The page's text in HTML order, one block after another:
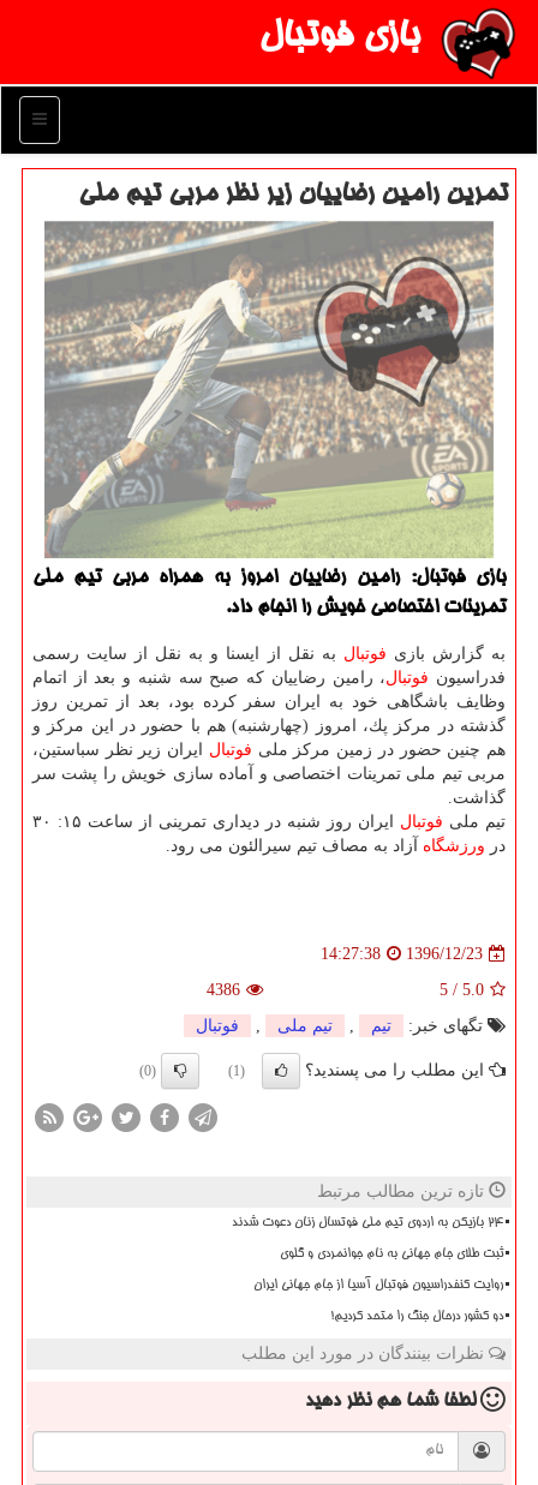
بازی فوتبال
منو
تمرین رامین رضاییان زیر نظر مربی تیم ملی
بازی فوتبال: رامین رضاییان امروز به همراه مربی تیم ملی
تمرینات اختصاصی خویش را انجام داد.
به گزارش بازی فوتبال به نقل از ایسنا و به نقل از سایت رسمی
فدراسیون فوتبال، رامین رضاییان كه صبح سه شنبه و بعد از اتمام
وظایف باشگاهی خود به ایران سفر كرده بود، بعد از تمرین روز
گذشته در مركز پك، امروز (چهارشنبه) هم با حضور در این مركز و
هم چنین حضور در زمین مركز ملی فوتبال ایران زیر نظر سباستین،
مربی تیم ملی تمرینات اختصاصی و آماده سازی خویش را پشت سر
گذاشت.
تیم ملی فوتبال
ایران روز شنبه در دیداری تمرینی از ساعت ۱۵: ۳۰
در ورزشگاه آزاد به مصاف تیم سیرالئون می رود.
1396/12/23
14:27:38
5.0
/
5
4386
تگهای خبر:
تیم , تیم ملی , فوتبال
این مطلب را می پسندید؟ (1)
(0)
تازه ترین مطالب مرتبط
۲۴ بازیکن به اردوی تیم ملی فوتسال زنان دعوت شدند
ثبت طلای جام جهانی به نام جوانمردی و گلوی
روایت کنفدراسیون فوتبال آسیا از جام جهانی ایران
دو کشور درحال جنگ را متحد کردیم!
نظرات بینندگان در مورد این مطلب
لطفا شما همنظر دهید